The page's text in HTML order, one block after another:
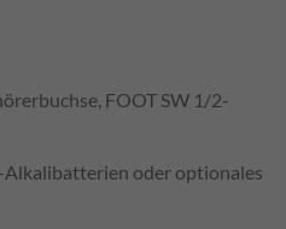
FOOT SW 1/2-
oder optionales